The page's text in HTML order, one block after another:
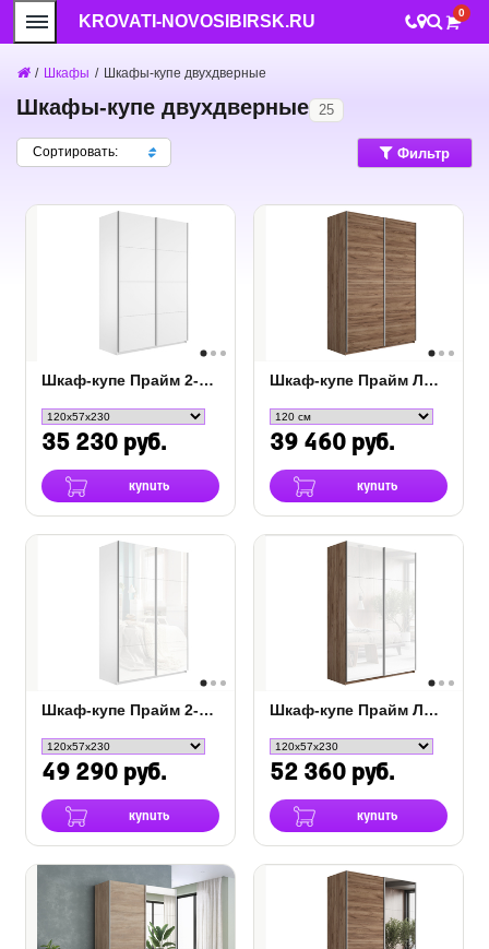
KROVATI-NOVOSIBIRSK.RU 0
/ Шкафы / Шкафы-купе двухдверные
Шкафы-купе двухдверные 25
Сортировать: Фильтр
Шкаф-купе Прайм 2-х дверный (ЛДСП)
35 230 руб.
купить
Шкаф-купе Прайм Люкс 2-х дверный (ЛДСП)
39 460 руб.
купить
Шкаф-купе Прайм 2-х дверный (белое стекло)
49 290 руб.
купить
Шкаф-купе Прайм Люкс 2-х дверный (стекло)
52 360 руб.
купить